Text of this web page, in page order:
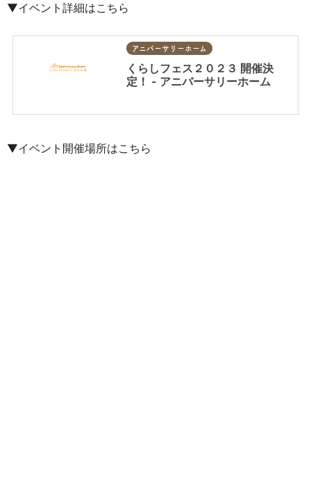
▼イベント詳細はこちら
アニバーサリーホーム
くらしフェス２０２３ 開催決
定！ - アニバーサリーホーム
▼イベント開催場所はこちら